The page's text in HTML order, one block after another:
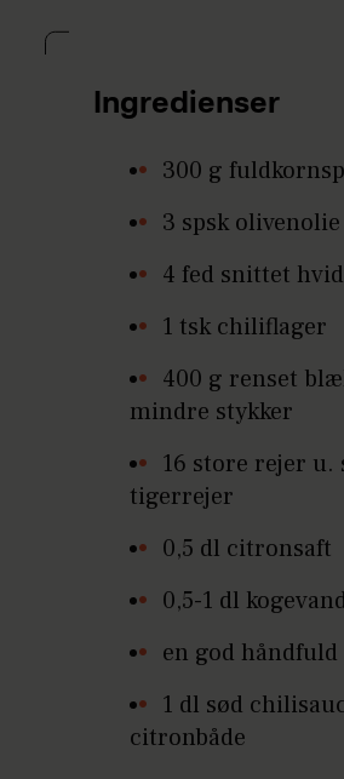
Ingredienser
300 g
3 spsk olivenolie
4 fed snittet
1 tsk chiliflager
400 g renset
mindre stykker
16 store rejer u.
tigerrejer
0,5 dl citronsaft
0,5-1 dl
en god
1 dl sød
citronbåde